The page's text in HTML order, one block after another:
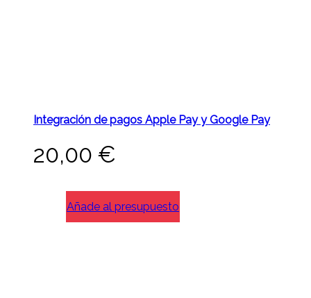
Integración de pagos Apple Pay y Google Pay
20,00 €
Añade al presupuesto